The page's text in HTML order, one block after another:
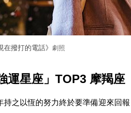
在撥打的電話》 劇照
運星座」TOP3 摩羯座
持之以恆的努力終於要準備迎來回